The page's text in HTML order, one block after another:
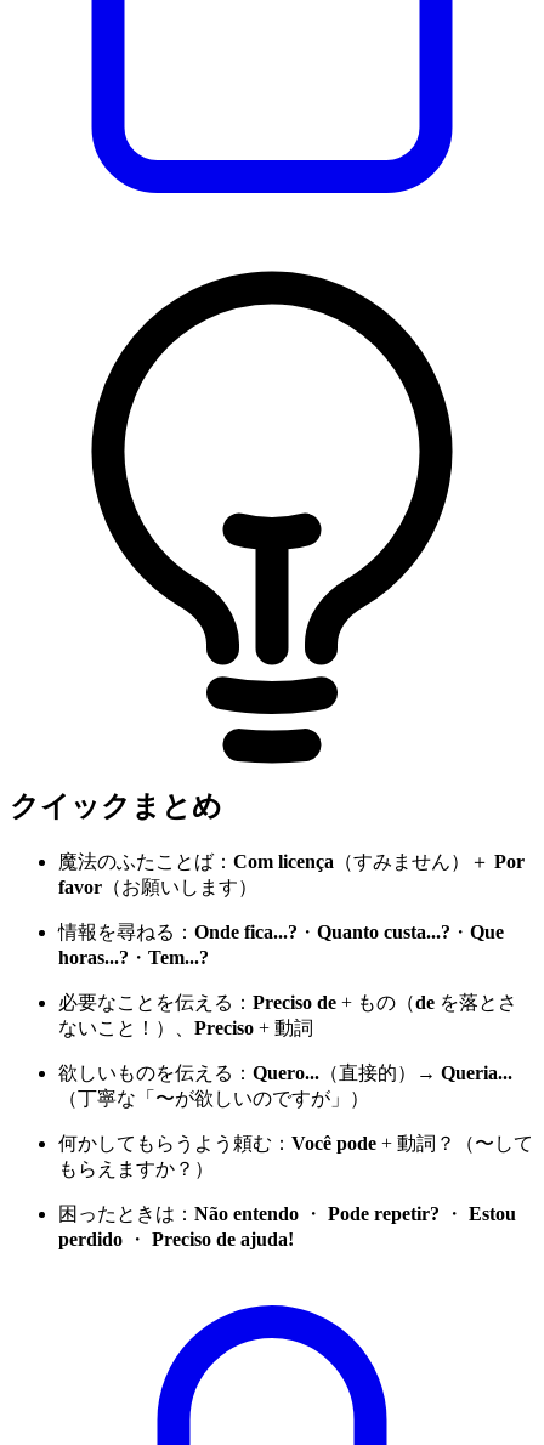
クイックまとめ
魔法のふたことば： Com licença （すみません）＋ Por
favor （お願いします）
情報を尋ねる： Onde fica...? ・ Quanto custa...? ・ Que
horas...? ・ Tem...?
必要なことを伝える： Preciso de + もの（de を落とさ
ないこと！）、 Preciso + 動詞
欲しいものを伝える： Quero... （直接的）→ Queria...
（丁寧な「〜が欲しいのですが」）
何かしてもらうよう頼む： Você pode + 動詞？（〜して
もらえますか？）
困ったときは： Não entendo ・ Pode repetir? ・ Estou
perdido ・ Preciso de ajuda!